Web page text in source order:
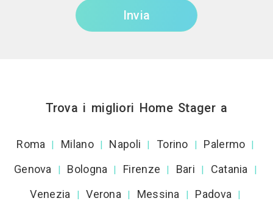
Invia
Trova i migliori Home Stager a
Roma | Milano | Napoli | Torino | Palermo |
Genova | Bologna | Firenze | Bari | Catania |
Venezia | Verona | Messina | Padova |